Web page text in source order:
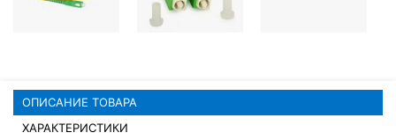
ОПИСАНИЕ ТОВАРА
ХАРАКТЕРИСТИКИ